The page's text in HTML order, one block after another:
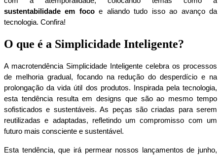
sustentabilidade em foco e aliando tudo isso ao avanço da
tecnologia. Confira!
O que é a Simplicidade Inteligente?
A macrotendência Simplicidade Inteligente celebra os processos
de melhoria gradual, focando na redução do desperdício e na
prolongação da vida útil dos produtos. Inspirada pela tecnologia,
esta tendência resulta em designs que são ao mesmo tempo
sofisticados e sustentáveis. As peças são criadas para serem
reutilizadas e adaptadas, refletindo um compromisso com um
futuro mais consciente e sustentável.
Esta tendência, que irá permear nossos lançamentos de junho,